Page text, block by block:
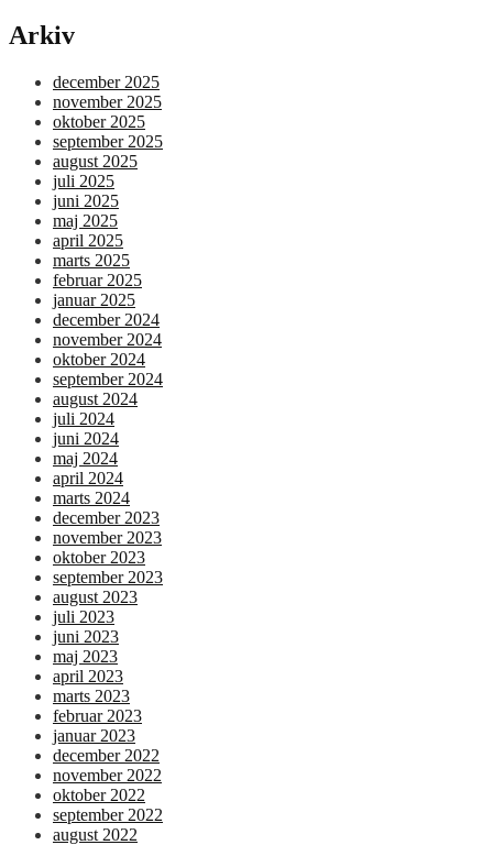
Arkiv
december 2025
november 2025
oktober 2025
september 2025
august 2025
juli 2025
juni 2025
maj 2025
april 2025
marts 2025
februar 2025
januar 2025
december 2024
november 2024
oktober 2024
september 2024
august 2024
juli 2024
juni 2024
maj 2024
april 2024
marts 2024
december 2023
november 2023
oktober 2023
september 2023
august 2023
juli 2023
juni 2023
maj 2023
april 2023
marts 2023
februar 2023
januar 2023
december 2022
november 2022
oktober 2022
september 2022
august 2022